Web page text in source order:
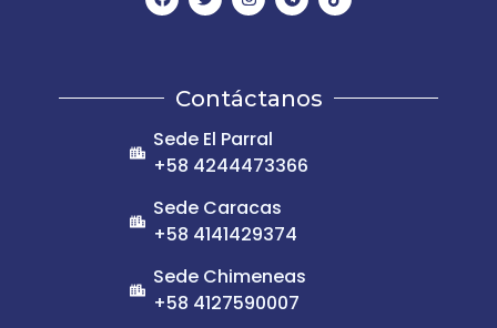
Contáctanos
Sede El Parral
+58 4244473366
Sede Caracas
+58 4141429374
Sede Chimeneas
+58 4127590007